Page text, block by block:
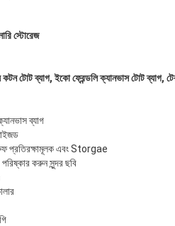
স্টোরেজ
কটন টোট ব্যাগ, ইকো ফ্রেন্ডলি ক্যানভাস টোট ব্যাগ,
ব্যাগ
প্রতিরক্ষামূলক এবং Storgae
করুন সুন্দর ছবি